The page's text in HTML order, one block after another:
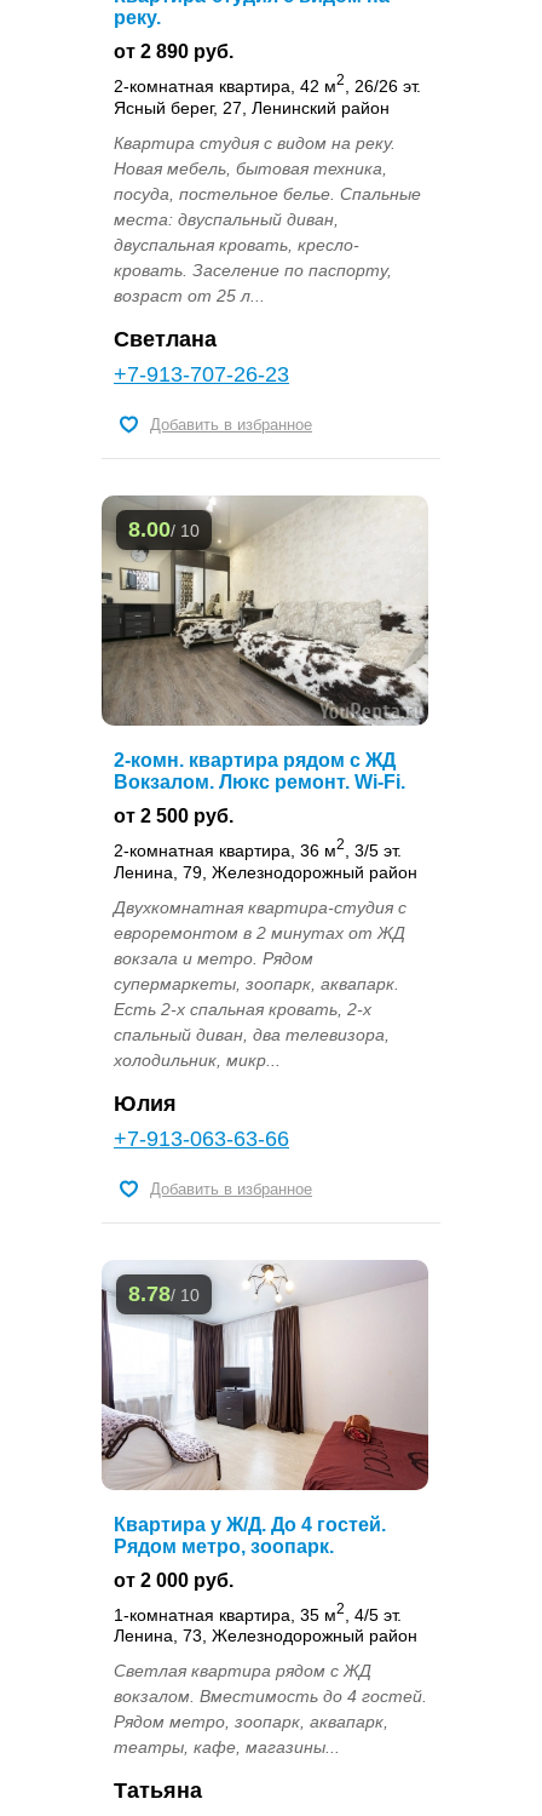
реку.
от 2 890 руб.
2-комнатная квартира, 42 м2
, 26/26 эт.
Ясный берег, 27, Ленинский район
Квартира студия с видом на реку.
Новая мебель, бытовая техника,
посуда, постельное белье. Спальные
места: двуспальный диван,
двуспальная кровать, кресло-
кровать. Заселение по паспорту,
возраст от 25 л...
Светлана
+7-913-707-26-23
Добавить в избранное
8.00/ 10
2-комн. квартира рядом с ЖД
Вокзалом. Люкс ремонт. Wi-Fi.
от 2 500 руб.
2-комнатная квартира, 36 м2
, 3/5 эт.
Ленина, 79, Железнодорожный район
Двухкомнатная квартира-студия с
евроремонтом в 2 минутах от ЖД
вокзала и метро. Рядом
супермаркеты, зоопарк, аквапарк.
Есть 2-х спальная кровать, 2-х
спальный диван, два телевизора,
холодильник, микр...
Юлия
+7-913-063-63-66
Добавить в избранное
8.78/ 10
Квартира у Ж/Д. До 4 гостей.
Рядом метро, зоопарк.
от 2 000 руб.
1-комнатная квартира, 35 м2
, 4/5 эт.
Ленина, 73, Железнодорожный район
Светлая квартира рядом с ЖД
вокзалом. Вместимость до 4 гостей.
Рядом метро, зоопарк, аквапарк,
театры, кафе, магазины...
Татьяна